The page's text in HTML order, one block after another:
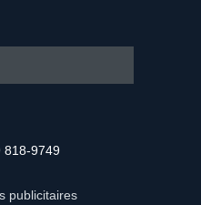
818-9749
publicitaires